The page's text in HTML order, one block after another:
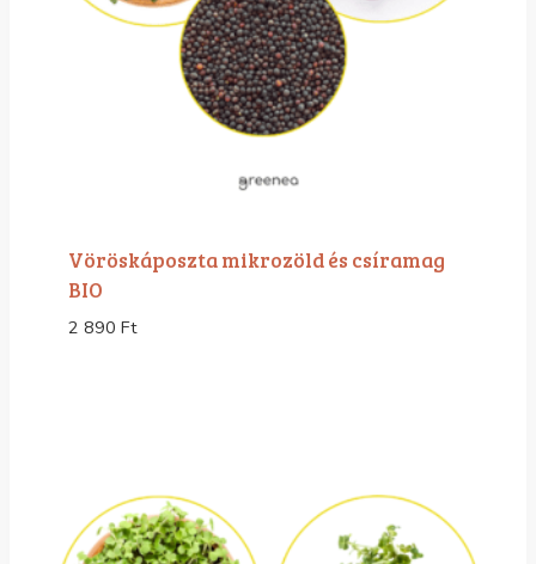
Vöröskáposzta mikrozöld és csíramag
BIO
2 890 Ft